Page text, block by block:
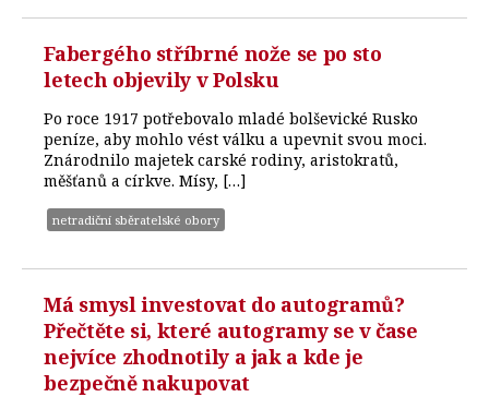
Fabergého stříbrné nože se po sto
letech objevily v Polsku
Po roce 1917 potřebovalo mladé bolševické Rusko
peníze, aby mohlo vést válku a upevnit svou moci.
Znárodnilo majetek carské rodiny, aristokratů,
měšťanů a církve. Mísy, […]
netradiční sběratelské obory
Má smysl investovat do autogramů?
Přečtěte si, které autogramy se v čase
nejvíce zhodnotily a jak a kde je
bezpečně nakupovat